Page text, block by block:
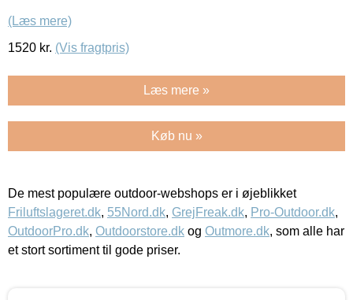
(Læs mere)
1520 kr. (Vis fragtpris)
Læs mere »
Køb nu »
De mest populære outdoor-webshops er i øjeblikket
Friluftslageret.dk, 55Nord.dk, GrejFreak.dk, Pro-Outdoor.dk,
OutdoorPro.dk, Outdoorstore.dk og Outmore.dk, som alle har
et stort sortiment til gode priser.